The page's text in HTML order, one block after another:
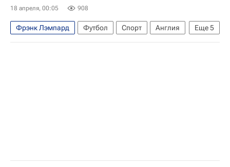
Лига чемпионов УЕФА 2026-2027
18 апреля, 00:05 908
Еще5
Фрэнк Лэмпард Футбол Спорт
Англия
Бобби Томас
Ковентри Сити
Челси